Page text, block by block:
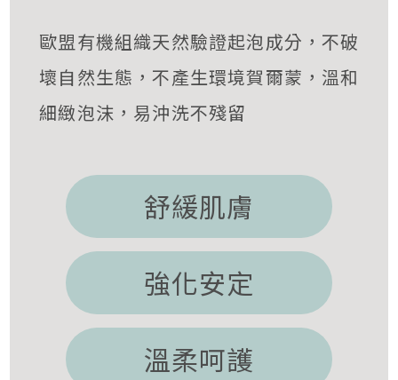
歐盟有機組織天然驗證起泡成分，不破
壞自然生態，不產生環境賀爾蒙，溫和
細緻泡沫，易沖洗不殘留
舒緩肌膚
強化安定
溫柔呵護